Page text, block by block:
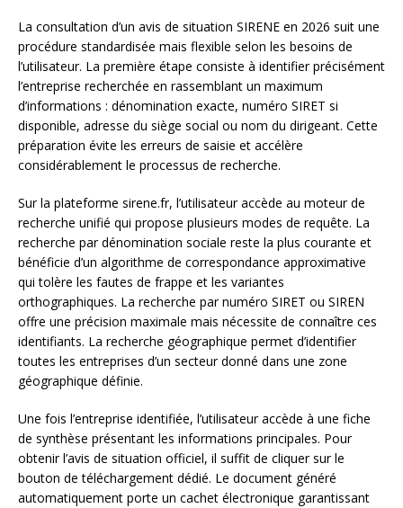
La consultation d’un avis de situation SIRENE en 2026 suit une
procédure standardisée mais flexible selon les besoins de
l’utilisateur. La première étape consiste à identifier précisément
l’entreprise recherchée en rassemblant un maximum
d’informations : dénomination exacte, numéro SIRET si
disponible, adresse du siège social ou nom du dirigeant. Cette
préparation évite les erreurs de saisie et accélère
considérablement le processus de recherche.
Sur la plateforme sirene.fr, l’utilisateur accède au moteur de
recherche unifié qui propose plusieurs modes de requête. La
recherche par dénomination sociale reste la plus courante et
bénéficie d’un algorithme de correspondance approximative
qui tolère les fautes de frappe et les variantes
orthographiques. La recherche par numéro SIRET ou SIREN
offre une précision maximale mais nécessite de connaître ces
identifiants. La recherche géographique permet d’identifier
toutes les entreprises d’un secteur donné dans une zone
géographique définie.
Une fois l’entreprise identifiée, l’utilisateur accède à une fiche
de synthèse présentant les informations principales. Pour
obtenir l’avis de situation officiel, il suffit de cliquer sur le
bouton de téléchargement dédié. Le document généré
automatiquement porte un cachet électronique garantissant